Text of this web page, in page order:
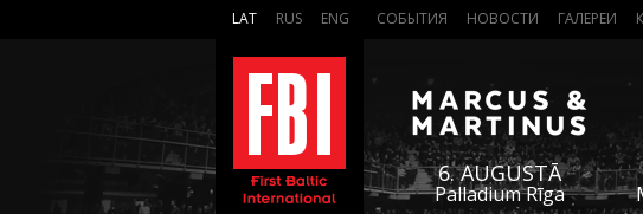
LAT RUS ENG СОБЫТИЯ НОВОСТИ ГАЛЕРЕИ
6. AUGUSTĀ
Palladium Rīga